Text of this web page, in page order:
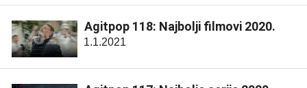
Agitpop 118: Najbolji filmovi 2020.
1.1.2021